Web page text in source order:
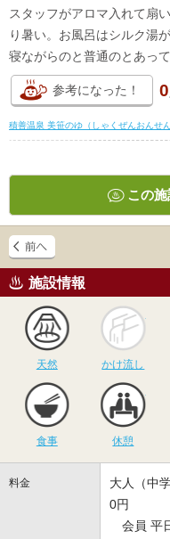
スタッフがアロマ入れて扇
り暑い。お風呂はシルク湯
寝ながらのと普通のとあっ
参考になった！ 0
積善温泉 美笹のゆ（しゃくぜんおんせ
この
施設情報
天然
か
かけ流し
食事 休憩
料金
大人（中
0円
会員 平